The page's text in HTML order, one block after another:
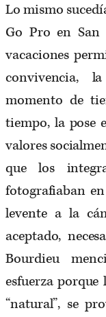
Lo mismo
Go Pro en
vacaciones
convivencia,
momento de
tiempo, la pose
valores
que los
fotografiaban
levente a la
aceptado,
Bourdieu
esfuerza
“natural”, se